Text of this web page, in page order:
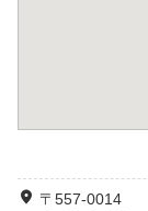
〒557-0014